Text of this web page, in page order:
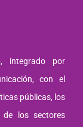
integrado por
con el
públicas, los
de los sectores